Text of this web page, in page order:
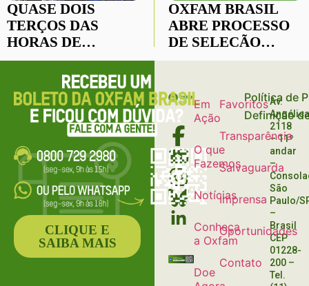
QUASE DOIS
TERÇOS DAS
HORAS DE
TRABALHO DAS
MULHERES SÃO
EXCLUÍDOS DO
PIB
GLOBALMENTE
OXFAM BRASIL
ABRE PROCESSO
DE SELEÇÃO
PARA DIRETORIA
Em
Ação
O que
Fazemos
Notícias
Conheça
a Oxfam
Doe
Favoritos
Transparência
Salvaguarda
Imprensa
Oportunidades
Contato
Política de
Definição
Av.
2118
– 11º
andar
–
São
Paulo/
–
Brasil
CEP
01228-
200 –
Tel.
CLIQUE E
SAIBA MAIS